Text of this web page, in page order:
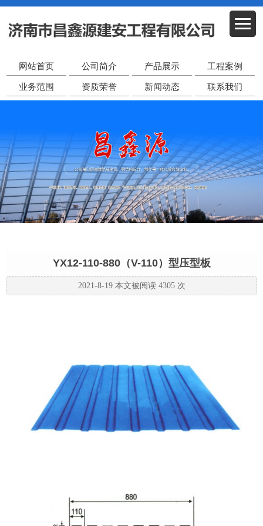
网站首页 公司简介 产品展示 工程案例
业务范围 资质荣誉 新闻动态 联系我们
YX12-110-880（V-110）型压型板
2021-8-19 本文被阅读 4305 次